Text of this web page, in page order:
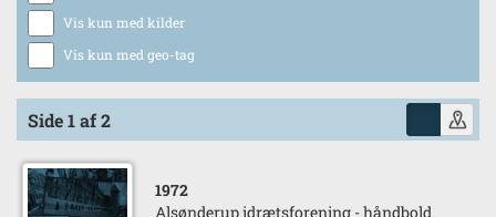
Vis kun med kilder
Vis kun med geo-tag
Side 1 af 2
1972
Alsønderup idrætsforening - håndbold